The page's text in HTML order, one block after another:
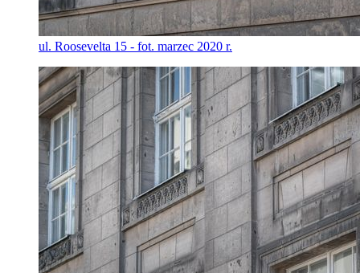
ul. Roosevelta 15 - fot. marzec 2020 r.